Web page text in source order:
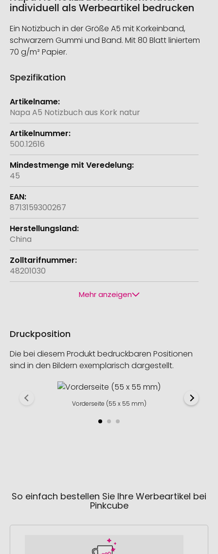
individuell als Werbeartikel bedrucken
Ein Notizbuch in der Größe A5 mit Korkeinband,
schwarzem Gummi und Band. Mit 80 Blatt liniertem
70 g/m² Papier.
Spezifikation
Weitere
Informationen
Napa A5 Notizbuch aus Kork natur
500.12616
45
8713159300267
China
48201030
Mehr anzeigen
Druckposition
Die bei diesem Produkt bedruckbaren Positionen
sind in den Bildern exemplarisch dargestellt.
Vorderseite (55 x 55 mm)
So einfach bestellen Sie Ihre Werbeartikel bei
Pinkcube